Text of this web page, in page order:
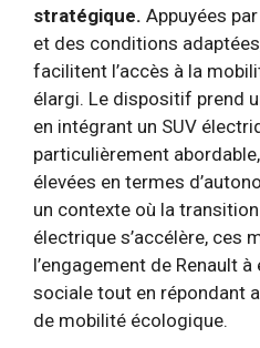
stratégique. Appuyées
et des conditions
facilitent l’accès à la
élargi. Le dispositif prend
en intégrant un SUV
particulièrement
élevées en termes
un contexte où la
électrique s’accélère, ces
l’engagement de Renault
sociale tout en répondant
de mobilité écologique.